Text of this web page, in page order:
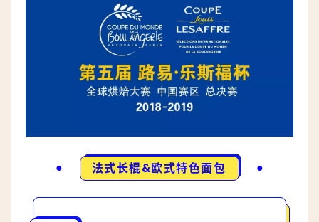
● 法式长棍&欧式特色面包 ●